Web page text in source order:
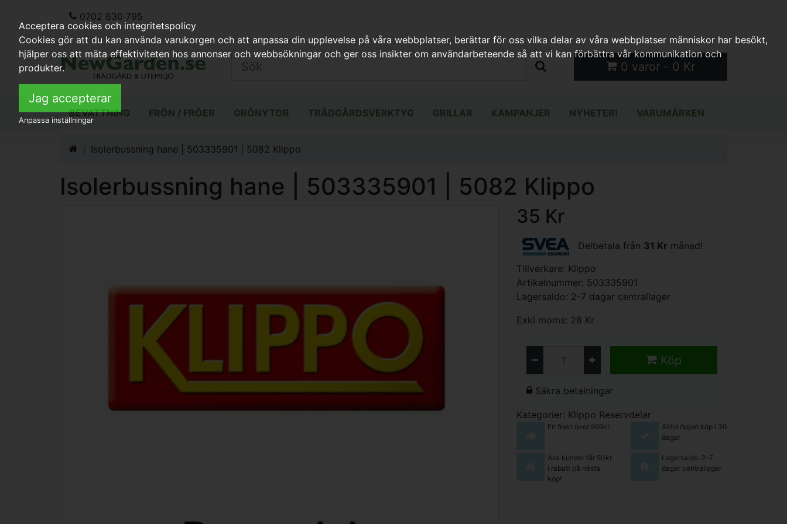
0702 630 795
0 varor - 0 Kr
BEVATTNING FRÖN / FRÖER GRÖNYTOR TRÄDGÅRDSVERKTYG GRILLAR KAMPANJER NYHETER! VARUMÄRKEN
Isolerbussning hane | 503335901 | 5082 Klippo
Isolerbussning hane | 503335901 | 5082 Klippo
35 Kr
Delbetala från 31 Kr månad!
Tillverkare: Klippo
Artikelnummer: 503335901
Lagersaldo: 2-7 dagar centrallager
Exkl moms: 28 Kr
Köp
Säkra betalningar
Kategorier: Klippo Reservdelar
Fri frakt över 999kr
Alltid öppet köp i 30
dagar
Alla kunder får 50kr
i rabatt på nästa
köp!
Lagersaldo: 2-7
dagar centrallager
Acceptera cookies och integritetspolicy
Cookies gör att du kan använda varukorgen och att anpassa din upplevelse på våra webbplatser, berättar för oss vilka delar av våra webbplatser människor har besökt,
hjälper oss att mäta effektiviteten hos annonser och webbsökningar och ger oss insikter om användarbeteende så att vi kan förbättra vår kommunikation och
produkter.
Jag accepterar
Anpassa inställningar